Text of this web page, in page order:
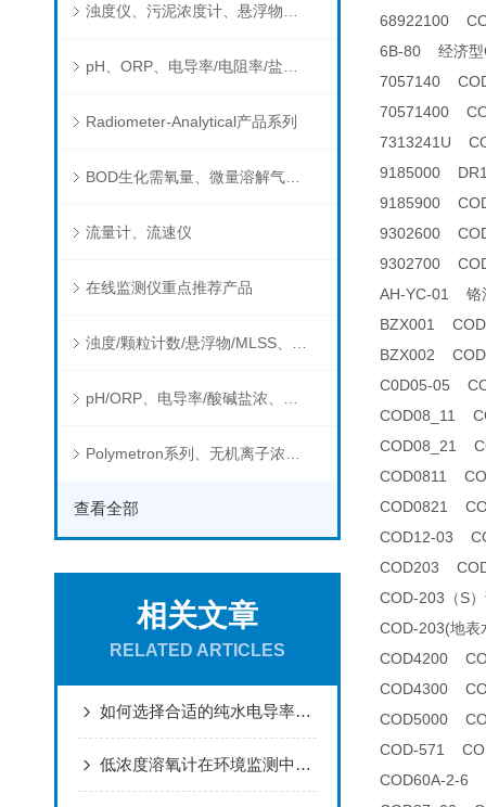
Radiometer-Analytical产品系列
BOD生化需氧量、微量溶解气体和现场水质测试组件以及其他分析仪
流量计、流速仪
在线监测仪重点推荐产品
查看全部
相关文章
RELATED ARTICLES
如何选择合适的纯水电导率分析仪
低浓度溶氧计在环境监测中有哪些应用？
68922100
6B-80 经济型
7057140
70571400
7313241U
9185000
9185900 COD
9302600
9302700
AH-YC-01 铬
BZX001
BZX002
C0D05-05
COD08_11
COD08_21
COD0811
COD0821
COD12-03
COD203
COD-203（S
COD-203(地
COD4200
COD4300
COD5000
COD-571
COD60A-2-6